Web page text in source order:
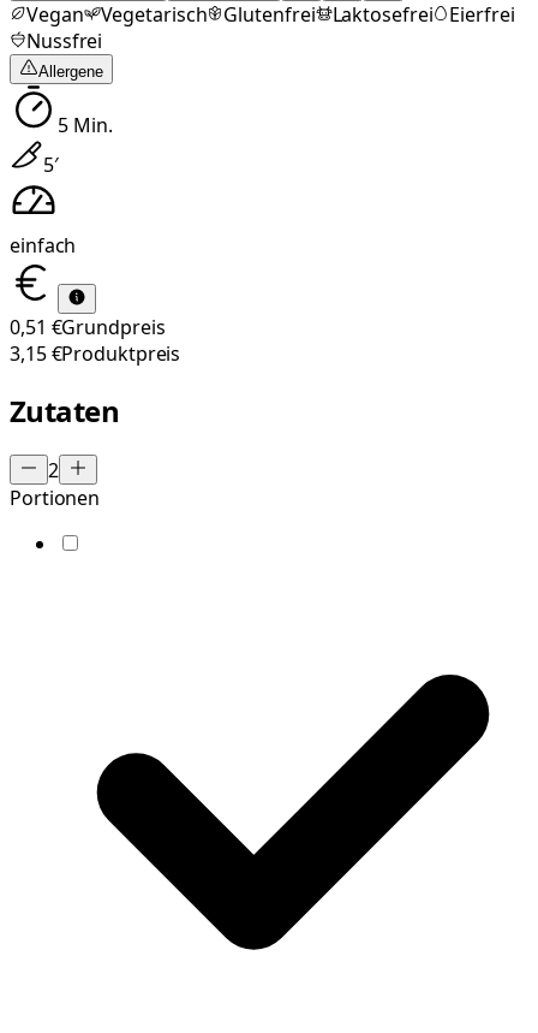
Vegan Vegetarisch Glutenfrei Laktosefrei
Eierfrei
Nussfrei
Allergene
5Min.
5′
einfach
0,51 €Grundpreis
3,15 €Produktpreis
Zutaten
2
Portionen